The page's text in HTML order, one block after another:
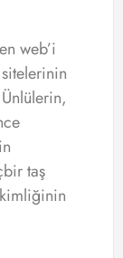
web’i
taş